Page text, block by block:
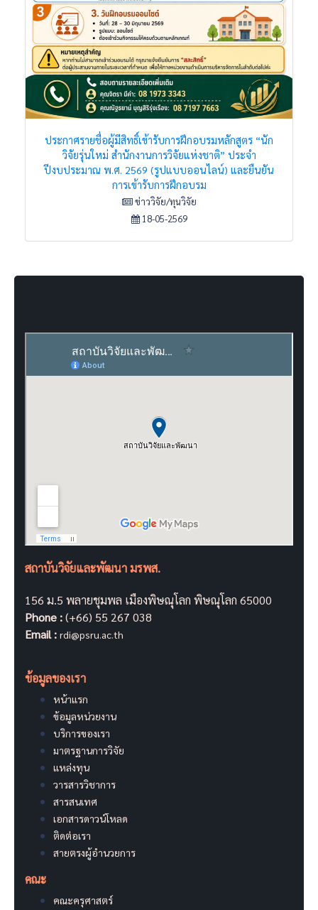
ประกาศรายชื่อผู้มีสิทธิ์เข้ารับการฝึกอบรมหลักสูตร “นัก
วิจัยรุ่นใหม่ สำนักงานการวิจัยแห่งชาติ” ประจำ
ปีงบประมาณ พ.ศ. 2569 (รูปแบบออนไลน์) และยืนยัน
การเข้ารับการฝึกอบรม
ข่าววิจัย/ทุนวิจัย
18-05-2569
สถาบันวิจัยและพัฒนา มรพส.
156 ม.5 พลายชุมพล เมืองพิษณุโลก พิษณุโลก 65000
Phone :(+66) 55 267 038
Email : rdi@psru.ac.th
ข้อมูลของเรา
หน้าแรก
ข้อมูลหน่วยงาน
บริการของเรา
มาตรฐานการวิจัย
แหล่งทุน
วารสารวิชาการ
สารสนเทศ
เอกสารดาวน์โหลด
ติดต่อเรา
สายตรงผู้อำนวยการ
คณะ
คณะครุศาสตร์